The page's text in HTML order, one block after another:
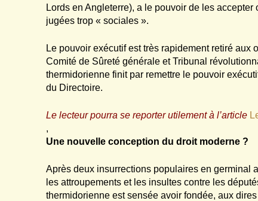
Lords en Angleterre), a le pouvoir de les
jugées trop « sociales ».
Le pouvoir exécutif est très rapidement retiré
Comité de Sûreté générale et Tribunal
thermidorienne finit par remettre le pouvoir
du Directoire.
Le lecteur pourra se reporter utilement à l’article
,
Une nouvelle conception du droit moderne ?
Après deux insurrections populaires en germinal
les attroupements et les insultes contre les
thermidorienne est sensée avoir fondée, aux